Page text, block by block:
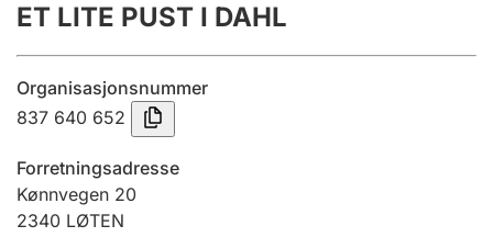
Årsrekneskap
Innsending og forseinkingsgebyr
Jeger
ET LITE PUST I DAHL
Organisasjonsnummer
837 640 652
Forretningsadresse
Kønnvegen 20
2340 LØTEN